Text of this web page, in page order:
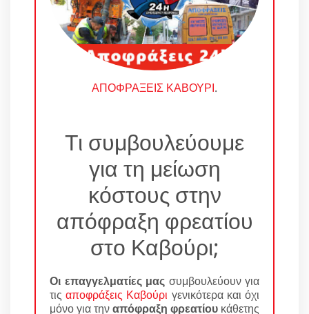
ΑΠΟΦΡΑΞΕΙΣ ΚΑΒΟΥΡΙ.
Τι συμβουλεύουμε
για τη μείωση
κόστους στην
απόφραξη φρεατίου
στο Καβούρι;
Οι επαγγελματίες μας συμβουλεύουν για
τιςαποφράξεις Καβούρι γενικότερα και όχι
μόνο για τηναπόφραξη φρεατίου κάθετης